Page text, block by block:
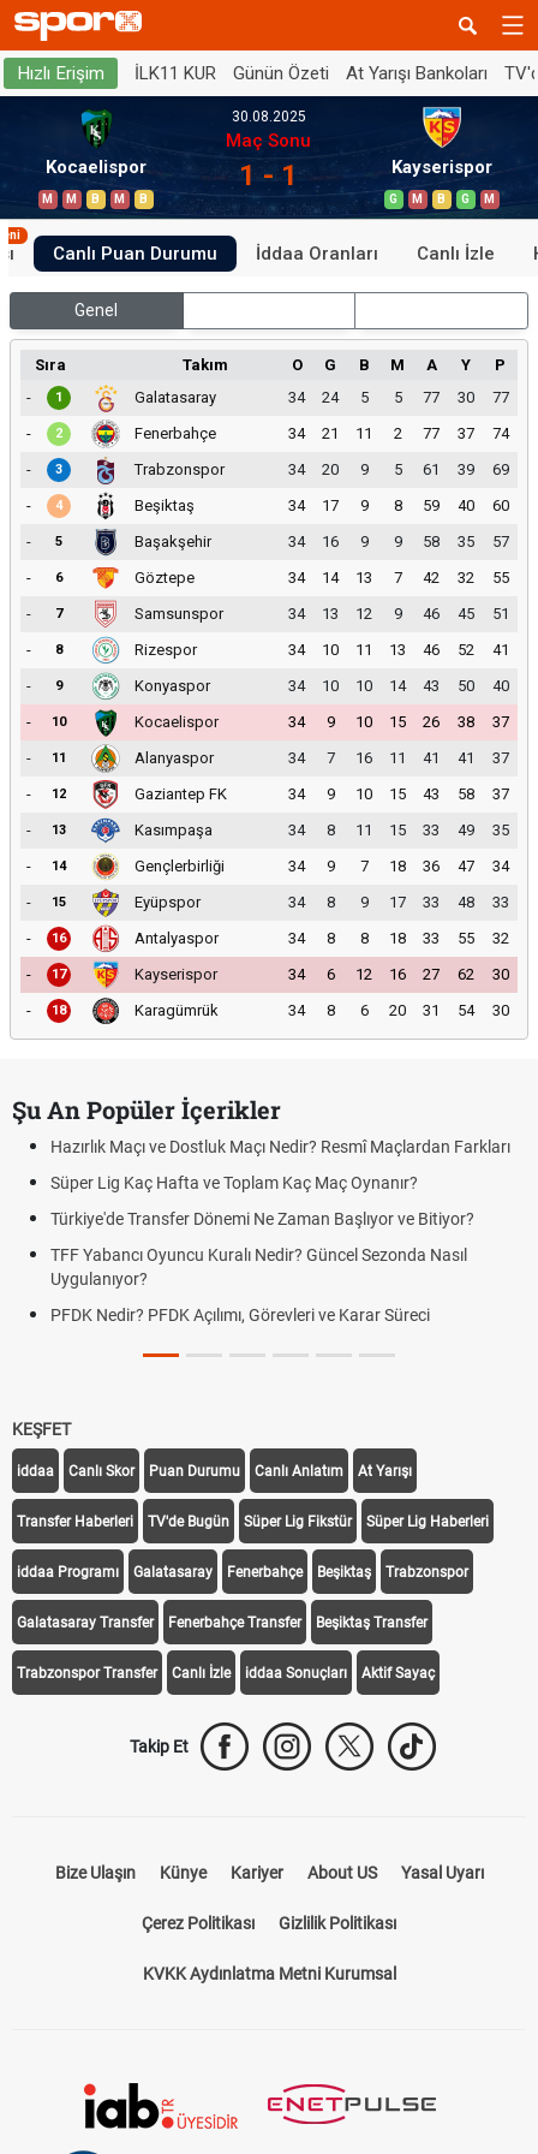
Hızlı Erişim İLK11 KUR Günün Özeti At Yarışı Bankoları
Kocaelispor
M M B M B
30.08.2025
Maç Sonu
1 - 1 Kayserispor
G M B G M
Canlı Puan Durumu İddaa Oranları Canlı İzle
Genel
Sıra Takım O G B M A Y
P
-
1 Galatasaray 34 24 5 5 77 30
77
-
2 Fenerbahçe 34 21 11 2 77 37
74
-
3 Trabzonspor 34 20 9 5 61 39
69
-
4 Beşiktaş 34 17 9 8 59 40
60
-
5 Başakşehir 34 16 9 9 58 35
57
-
6 Göztepe 34 14 13 7 42 32
55
-
7 Samsunspor 34 13 12 9 46 45
51
-
8 Rizespor 34 10 11 13 46 52
41
-
9 Konyaspor 34 10 10 14 43 50
40
-
10 Kocaelispor 34 9 10 15 26 38
37
-
11 Alanyaspor 34 7 16 11 41 41
37
-
12 Gaziantep FK 34 9 10 15 43 58
37
-
13 Kasımpaşa 34 8 11 15 33 49
35
-
14 Gençlerbirliği 34 9 7 18 36 47
34
-
15 Eyüpspor 34 8 9 17 33 48
33
-
16 Antalyaspor 34 8 8 18 33 55
32
-
17 Kayserispor 34 6 12 16 27 62
30
-
18 Karagümrük 34 8 6 20 31 54 30
Şu An Popüler İçerikler
Hazırlık Maçı ve Dostluk Maçı Nedir? Resmî Maçlardan Farkları
Süper Lig Kaç Hafta ve Toplam Kaç Maç Oynanır?
Türkiye'de Transfer Dönemi Ne Zaman Başlıyor ve Bitiyor?
TFF Yabancı Oyuncu Kuralı Nedir? Güncel Sezonda Nasıl
Uygulanıyor?
PFDK Nedir? PFDK Açılımı, Görevleri ve Karar Süreci
KEŞFET
iddaa Canlı Skor Puan Durumu Canlı Anlatım At Yarışı
Transfer Haberleri TV'de Bugün Süper Lig Fikstür Süper Lig Haberleri
iddaa Programı Galatasaray Fenerbahçe Beşiktaş Trabzonspor
Galatasaray Transfer Fenerbahçe Transfer Beşiktaş Transfer
Trabzonspor Transfer Canlı İzle iddaa Sonuçları Aktif Sayaç
Takip Et
Bize Ulaşın Künye Kariyer About US Yasal Uyarı
Çerez Politikası Gizlilik Politikası
KVKK Aydınlatma Metni Kurumsal